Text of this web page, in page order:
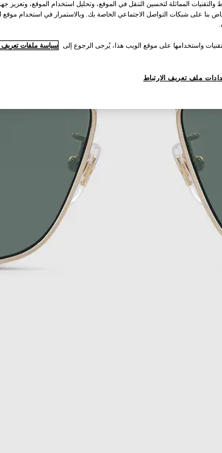
المماثلة لتحسين التنقل في الموقع، وتحليل استخدام الموقع، وتعزيز
بنا على شبكات التواصل الاجتماعي الخاصة بك. وبالاستمرار في استخدام موقع
واستخدامها على موقع الويب هذا، يُرجى الرجوع إلى سياسة ملفات تعريف
ملف تعريف الارتباط